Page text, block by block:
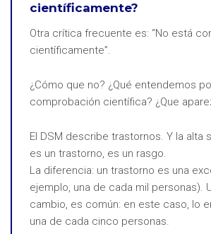
científicamente?
Otra crítica frecuente es: “No está
científicamente”.
¿Cómo que no? ¿Qué entendemos
comprobación científica? ¿Que
El DSM describe trastornos. Y la alta
es un trastorno, es un rasgo.
La diferencia: un trastorno es una
ejemplo, una de cada mil personas).
cambio, es común: en este caso, lo
una de cada cinco personas.